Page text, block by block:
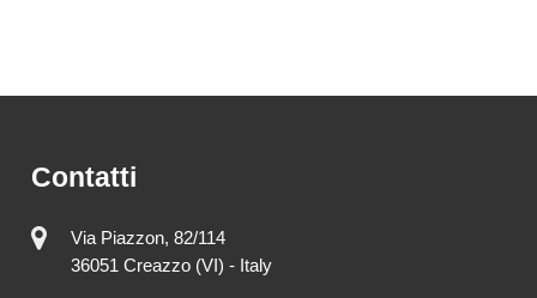
Contatti
Via Piazzon, 82/114
36051 Creazzo (VI) - Italy